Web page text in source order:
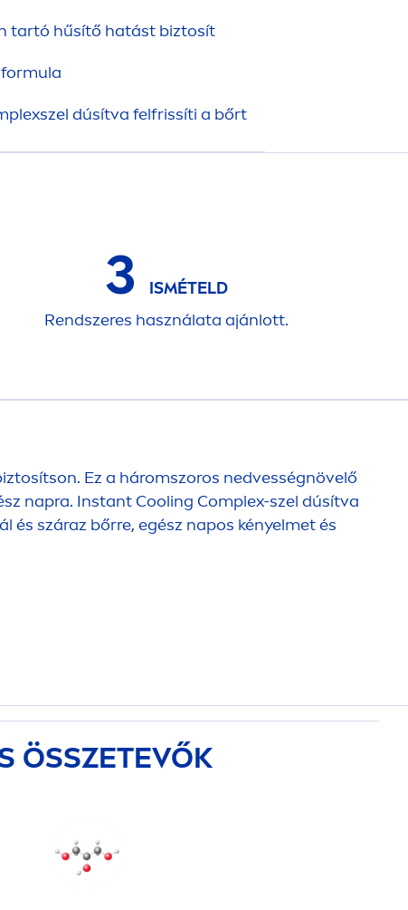
tartó hűsítő hatást biztosít
dúsítva felfrissíti a bőrt
3
ISMÉTELD
Rendszeres használata ajánlott.
Ez a háromszoros nedvességnövelő
napra. Instant Cooling Complex-szel dúsítva
száraz bőrre, egész napos kényelmet és
ÖSSZETEVŐK